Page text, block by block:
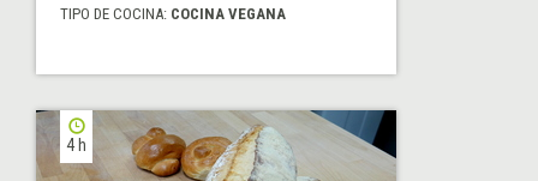
TIPO DE COCINA: COCINA VEGANA
4 h